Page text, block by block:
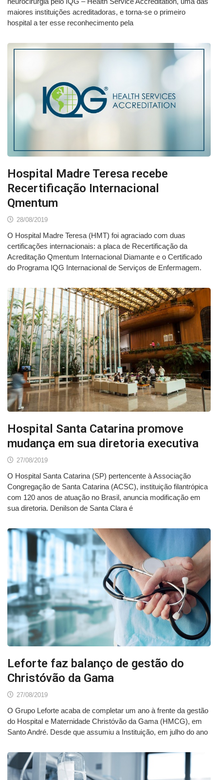
maiores instituições acreditadoras, e torna-se o primeiro
hospital a ter esse reconhecimento pela
Hospital Madre Teresa recebe
Recertificação Internacional
Qmentum
28/08/2019
O Hospital Madre Teresa (HMT) foi agraciado com duas
certificações internacionais: a placa de Recertificação da
Acreditação Qmentum Internacional Diamante e o Certificado
do Programa IQG Internacional de Serviços de Enfermagem.
Hospital Santa Catarina promove
mudança em sua diretoria executiva
27/08/2019
O Hospital Santa Catarina (SP) pertencente à Associação
Congregação de Santa Catarina (ACSC), instituição filantrópica
com 120 anos de atuação no Brasil, anuncia modificação em
sua diretoria. Denilson de Santa Clara é
Leforte faz balanço de gestão do
Christóvão da Gama
27/08/2019
O Grupo Leforte acaba de completar um ano à frente da gestão
do Hospital e Maternidade Christóvão da Gama (HMCG), em
Santo André. Desde que assumiu a Instituição, em julho do ano